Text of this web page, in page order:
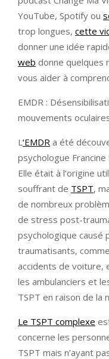
YouTube, Spotify ou
trop longues, cette
donner une idée
web donne quelques
vous aider à
EMDR :
mouvements
L‘EMDR a été
psychologue
Elle était à l’origine
souffrant de TSPT,
de nombreux
de stress post-
psychologique causé
traumatisants,
accidents de voiture,
les ambulanciers et
TSPT en raison de la
Le TSPT complexe
concerne les
TSPT mais n’ayant